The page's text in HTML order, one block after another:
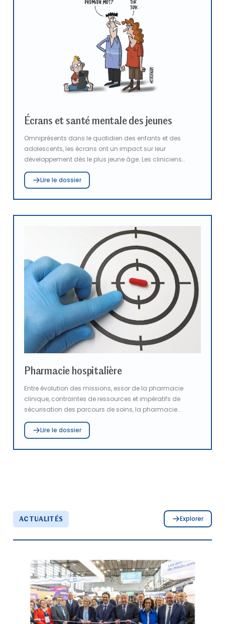
Écrans et santé mentale des jeunes
Omniprésents dans le quotidien des enfants et des
adolescents, les écrans ont un impact sur leur
développement dès le plus jeune âge. Les cliniciens
alertent sur les conséquences d’une exposition excessive
: troubles du sommeil, retards de langage et
d’apprentissage, difficultés psychomotrices, myopie ou
encore obésité. Face à ces enjeux, des initiatives de
prévention, comme celle de la Clinique contributive de
Saint-Denis, démontrent l’intérêt d’une mobilisation
collective à l'échelle locale, associant professionnels,
familles et chercheurs. Parallèlement, les outils
numériques peuvent aussi devenir des leviers
d’accompagnement : à l’image du dispositif Together,
ils offrent de nouvelles perspectives pour faciliter l’accès
aux soins en pédopsychiatrie et orienter les adolescents
vers des prises en charge adaptées.
Lire le dossier
Pharmacie hospitalière
Entre évolution des missions, essor de la pharmacie
clinique, contraintes de ressources et impératifs de
sécurisation des parcours de soins, la pharmacie
hospitalière est une discipline en évolution permanente.
Les pharmacies à usage intérieur (PUI) s’inscrivent dans
des dynamiques croissantes de coopération et de
mutualisation, repensent leurs organisations, et
Lire le dossier
ACTUALITÉS Explorer